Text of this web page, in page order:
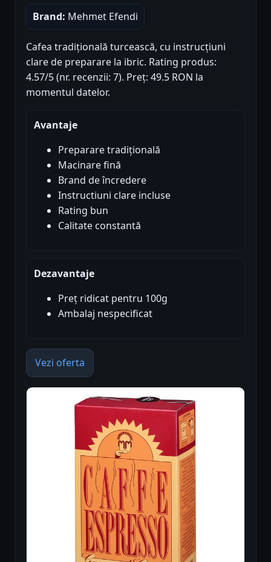
Brand: Mehmet Efendi
Cafea tradițională turcească, cu instrucțiuni
clare de preparare la ibric. Rating produs:
4.57/5 (nr. recenzii: 7). Preț: 49.5 RON la
momentul datelor.
Avantaje
Preparare tradițională
Macinare fină
Brand de încredere
Instructiuni clare incluse
Rating bun
Calitate constantă
Dezavantaje
Preț ridicat pentru 100g
Ambalaj nespecificat
Vezi oferta